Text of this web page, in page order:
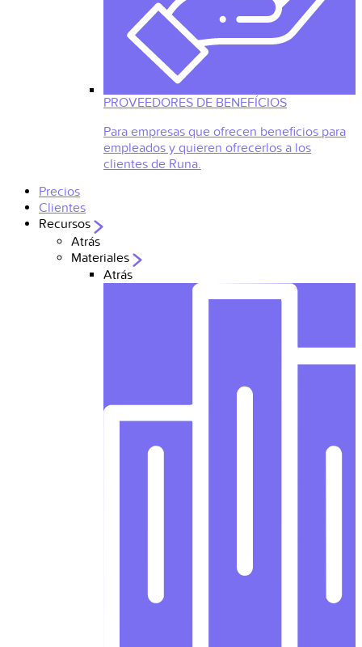
PROVEEDORES DE BENEFÍCIOS
Para empresas que ofrecen beneficios para
empleados y quieren ofrecerlos a los
clientes de Runa.
Precios
Clientes
Recursos
Atrás
Materiales
Atrás